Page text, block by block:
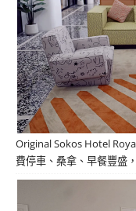
Original Sokos Hotel
費停車、桑拿、早餐豐盛